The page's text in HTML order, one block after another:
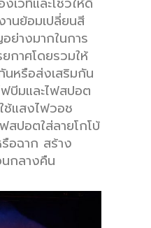
านย้อมเปลี่ยนสี
ย่างมากในการ
กาศโดยรวมให้
นหรือส่งเสริมกัน
ฟบีมและไฟสปอต
ใช้แสงไฟวอช
สปอตใส่ลายโกโบ้
อฉาก สร้าง
กลางคืน